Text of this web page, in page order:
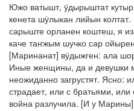
Южо ватышт, ӱдырыштат
кенета шӱлыкан лийын
сарыште орланен коштеш, я
каче таҥжым шучко сар
[Маринанат] вӱдыжген: ала
Иные женщины, да и девушки
неожиданно загрустят.
страдает, или с братьями,
война разлучила. [И у